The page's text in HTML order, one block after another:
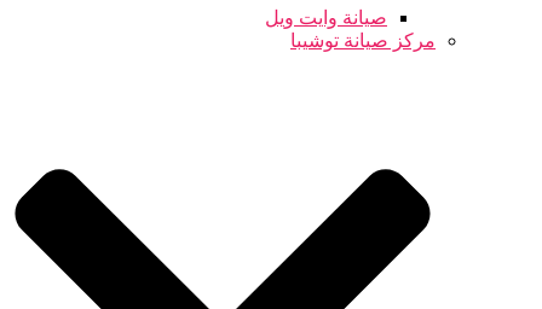
صيانة وايت ويل
مركز صيانة توشيبا